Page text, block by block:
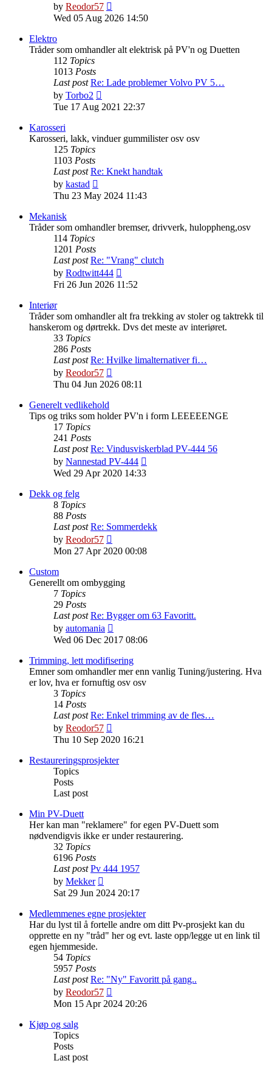
by Reodor57
the
Wed 05 Aug 2026 14:50
Elektro
Tråder som omhandler alt elektrisk på PV'n og Duetten
112 Topics
1013 Posts
Last post Re: Lade problemer Volvo PV 5…
by Torbo2
the
Tue 17 Aug 2021 22:37
Karosseri
Karosseri, lakk, vinduer gummilister osv osv
125 Topics
1103 Posts
Last post Re: Knekt handtak
by kastad
the
latest
Thu 23 May 2024 11:43
Mekanisk
Tråder som omhandler bremser, drivverk, huloppheng,osv
114 Topics
1201 Posts
Last post Re: "Vrang" clutch
by Rodtwitt444
the
Fri 26 Jun 2026 11:52
Interiør
Tråder som omhandler alt fra trekking av stoler og taktrekk til
hanskerom og dørtrekk. Dvs det meste av interiøret.
33 Topics
286 Posts
Last post Re: Hvilke limalternativer fi…
by Reodor57
the
Thu 04 Jun 2026 08:11
Generelt vedlikehold
Tips og triks som holder PV'n i form LEEEEENGE
17 Topics
241 Posts
Last post Re: Vindusviskerblad PV-444 56
by Nannestad PV-444
Wed 29 Apr 2020 14:33
Dekk og felg
8 Topics
88 Posts
Last post Re: Sommerdekk
by Reodor57
the
Mon 27 Apr 2020 00:08
Custom
Generellt om ombygging
7 Topics
29 Posts
Last post Re: Bygger om 63 Favoritt.
by automania
the
post
Wed 06 Dec 2017 08:06
Trimming, lett modifisering
Emner som omhandler mer enn vanlig Tuning/justering. Hva
er lov, hva er fornuftig osv osv
3 Topics
14 Posts
Last post Re: Enkel trimming av de fles…
by Reodor57
the
post
Thu 10 Sep 2020 16:21
Restaureringsprosjekter
Topics
Posts
Last post
Min PV-Duett
Her kan man "reklamere" for egen PV-Duett som
nødvendigvis ikke er under restaurering.
32 Topics
6196 Posts
Last post Pv 444 1957
by Mekker
the
post
Sat 29 Jun 2024 20:17
Medlemmenes egne prosjekter
Har du lyst til å fortelle andre om ditt Pv-prosjekt kan du
opprette en ny "tråd" her og evt. laste opp/legge ut en link til
egen hjemmeside.
54 Topics
5957 Posts
Last post Re: "Ny" Favoritt på gang..
by Reodor57
the
Mon 15 Apr 2024 20:26
Kjøp og salg
Topics
Posts
Last post